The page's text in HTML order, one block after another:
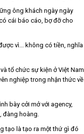
ông khách ngày ngày
cái báo cáo, bợ đỡ cho
vì... không có tiền, nghĩa
tổ chức sự kiện ở Việt Nam
nghiệp trong nhận thức về
bày cởi mở với agency,
hoàng.
tạo là tạo ra một thứ gì đó